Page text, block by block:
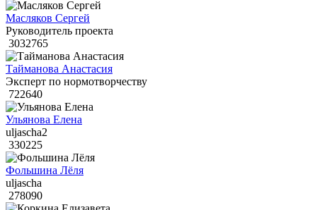
Масляков Сергей
Руководитель проекта
3032765
Тайманова Анастасия
Эксперт по нормотворчеству
722640
Ульянова Елена
uljascha2
330225
Фольшина Лёля
uljascha
278090